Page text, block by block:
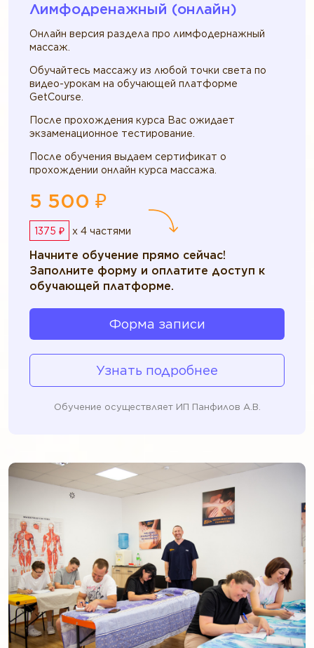
Лимфодренажный (онлайн)
Онлайн версия раздела про лимфодернажный
массаж.
Обучайтесь массажу из любой точки света по
видео-урокам на обучающей платформе
GetCourse.
После прохождения курса Вас ожидает
экзаменационное тестирование.
После обучения выдаем сертификат о
прохождении онлайн курса массажа.
5 500 ₽
1375 ₽ x 4 частями
Начните обучение прямо сейчас!
Заполните форму и оплатите доступ к
обучающей платформе.
Форма записи
Узнать подробнее
Обучение осуществляет ИП Панфилов А.В.